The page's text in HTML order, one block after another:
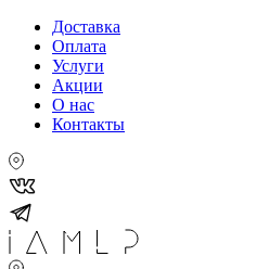
Доставка
Оплата
Услуги
Акции
О нас
Контакты